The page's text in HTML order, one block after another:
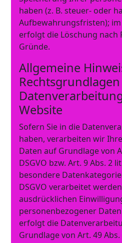
haben (z. B. steuer- oder
Aufbewahrungsfristen);
erfolgt die Löschung nach
Gründe.
Allgemeine
Website
Sofern Sie in die
haben, verarbeiten wir
Daten auf Grundlage von
DSGVO bzw. Art. 9 Abs. 2
besondere
DSGVO verarbeitet
ausdrücklichen
personenbezogener
erfolgt die
Grundlage von Art. 49 Abs.